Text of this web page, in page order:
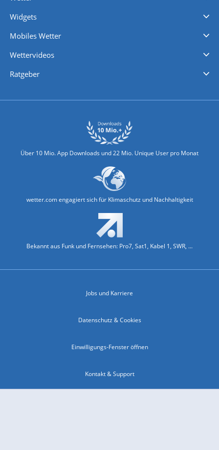
Widgets
Mobiles Wetter
Wettervideos
Ratgeber
Über 10 Mio. App Downloads und 22 Mio. Unique User pro Monat
wetter.com engagiert sich für Klimaschutz und Nachhaltigkeit
Bekannt aus Funk und Fernsehen: Pro7, Sat1, Kabel 1, SWR, ...
Jobs und Karriere
Datenschutz & Cookies
Einwilligungs-Fenster öffnen
Kontakt & Support